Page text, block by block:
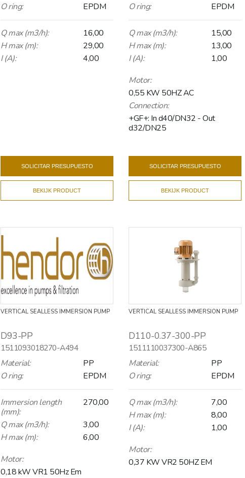
O ring:
EPDM
Q max (m3/h):
16,00
H max (m):
29,00
I (A):
4,00
SOLICITAR PRESUPUESTO
BEKIJK PRODUCT
O ring:
EPDM
Q max (m3/h):
15,00
H max (m):
13,00
I (A):
1,00
Motor:
0,55 KW 50HZ AC
Connection:
+GF+: In d40/DN32 - Out
d32/DN25
SOLICITAR PRESUPUESTO
BEKIJK PRODUCT
VERTICAL SEALLESS IMMERSION PUMP
D93-PP
1511093018270-A494
Material:
PP
O ring:
EPDM
Immersion length
(mm):
270,00
Q max (m3/h):
3,00
H max (m):
6,00
Motor:
0,18 kW VR1 50Hz Em
VERTICAL SEALLESS IMMERSION PUMP
D110-0.37-300-PP
1511110037300-A865
Material:
PP
O ring:
EPDM
Q max (m3/h):
7,00
H max (m):
8,00
I (A):
1,00
Motor:
0,37 KW VR2 50HZ EM